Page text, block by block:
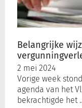
Belangrijke
2 mei 2024
Vorige week
agenda van het
bekrachtigde het